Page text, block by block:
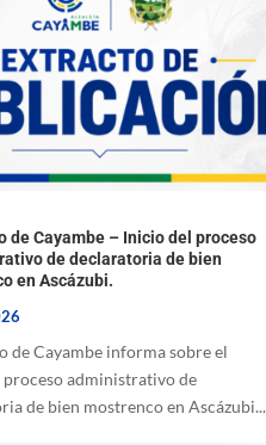
de Cayambe – Inicio del proceso
de declaratoria de bien
en Ascázubi.
de Cayambe informa sobre el
administrativo de
de bien mostrenco en Ascázubi...